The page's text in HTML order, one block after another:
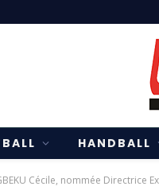
HANDBALL
Cécile, nommée Directrice